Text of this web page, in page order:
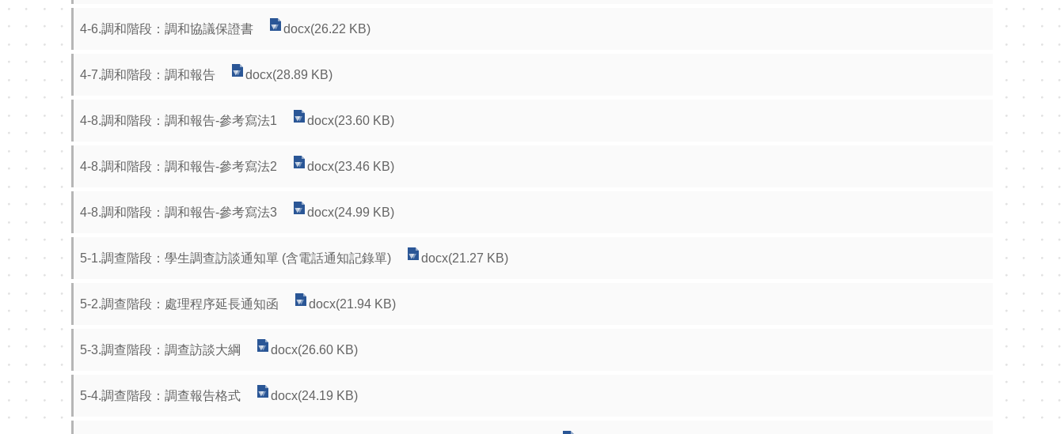
4-6.調和階段：調和協議保證書 docx(26.22 KB)
4-7.調和階段：調和報告 docx(28.89 KB)
4-8.調和階段：調和報告-參考寫法1 docx(23.60 KB)
4-8.調和階段：調和報告-參考寫法2 docx(23.46 KB)
4-8.調和階段：調和報告-參考寫法3 docx(24.99 KB)
5-1.調查階段：學生調查訪談通知單 (含電話通知記錄單) docx(21.27 KB)
5-2.調查階段：處理程序延長通知函 docx(21.94 KB)
5-3.調查階段：調查訪談大綱 docx(26.60 KB)
5-4.調查階段：調查報告格式 docx(24.19 KB)